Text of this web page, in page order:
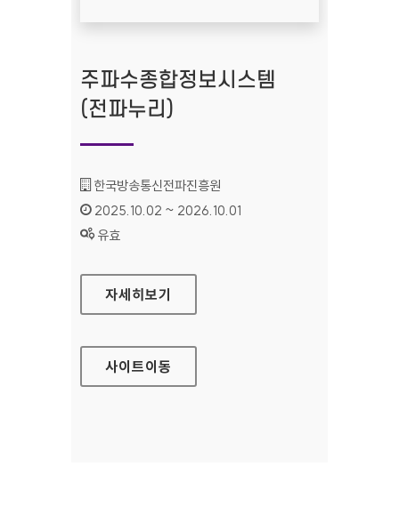
주파수종합정보시스템
(전파누리)
기관명 :
한국방송통신전파진흥원
인증기간 :
2025.10.02 ~ 2026.10.01
상태 :
유효
주파수종합정보시스템(전파누리)
자세히보기
사이트이동